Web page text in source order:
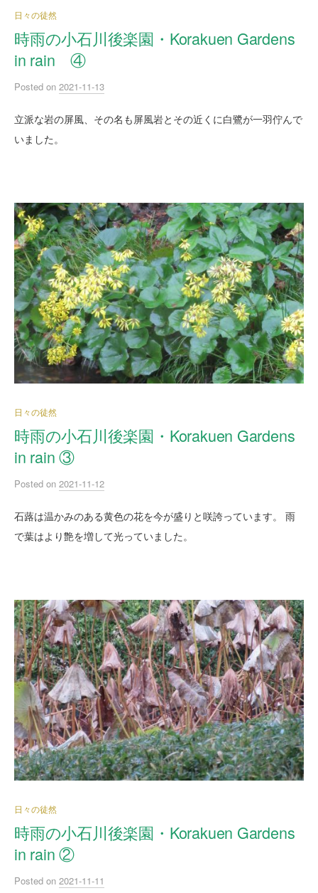
日々の徒然
時雨の小石川後楽園・Korakuen Gardens
in rain ④
Posted on 2021-11-13
立派な岩の屏風、その名も屏風岩とその近くに白鷺が一羽佇んで
いました。
日々の徒然
時雨の小石川後楽園・Korakuen Gardens
in rain ③
Posted on 2021-11-12
石蕗は温かみのある黄色の花を今が盛りと咲誇っています。 雨
で葉はより艶を増して光っていました。
日々の徒然
時雨の小石川後楽園・Korakuen Gardens
in rain ②
Posted on 2021-11-11